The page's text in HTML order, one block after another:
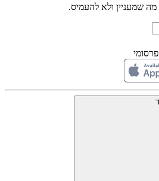
שמעניין ולא להעמיס.